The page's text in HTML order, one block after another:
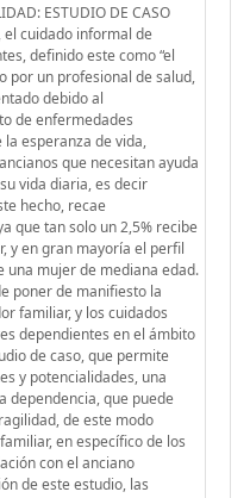
ESTUDIO DE CASO
el cuidado informal de
definido este como “el
por un profesional de salud,
debido al
de enfermedades
esperanza de vida,
que necesitan ayuda
vida diaria, es decir
hecho, recae
que tan solo un 2,5% recibe
y en gran mayoría el perfil
una mujer de mediana edad.
poner de manifiesto la
familiar, y los cuidados
dependientes en el ámbito
de caso, que permite
y potencialidades, una
dependencia, que puede
de este modo
en específico de los
con el anciano
de este estudio, las